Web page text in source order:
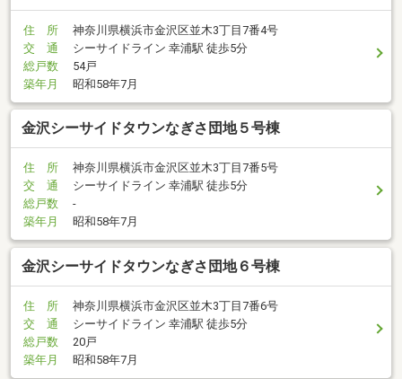
住 所
神奈川県横浜市金沢区並木3丁目7番4号
交 通
シーサイドライン 幸浦駅 徒歩5分
総戸数
54戸
築年月
昭和58年7月
金沢シーサイドタウンなぎさ団地５号棟
住 所
神奈川県横浜市金沢区並木3丁目7番5号
交 通
シーサイドライン 幸浦駅 徒歩5分
総戸数
-
築年月
昭和58年7月
金沢シーサイドタウンなぎさ団地６号棟
住 所
神奈川県横浜市金沢区並木3丁目7番6号
交 通
シーサイドライン 幸浦駅 徒歩5分
総戸数
20戸
築年月
昭和58年7月